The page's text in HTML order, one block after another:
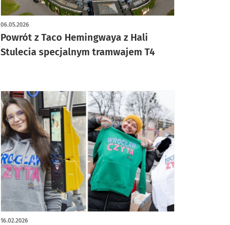
Powrót z Taco Hemingwaya z Hali
Stulecia specjalnym tramwajem T4
06.05.2026
16.02.2026